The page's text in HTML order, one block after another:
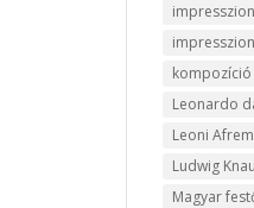
kompozíció
Leonardo
Leoni
Ludwig
Magyar